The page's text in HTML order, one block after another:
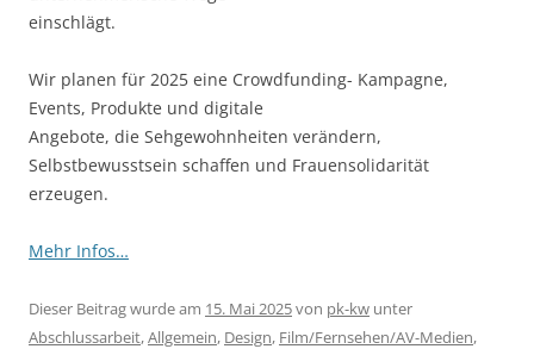
einschlägt.
Wir planen für 2025 eine Crowdfunding- Kampagne,
Events, Produkte und digitale
Angebote, die Sehgewohnheiten verändern,
Selbstbewusstsein schaffen und Frauensolidarität
erzeugen.
Mehr Infos…
Dieser Beitrag wurde am 15. Mai 2025von pk-kw unter
Abschlussarbeit,Allgemein, Design, Film/Fernsehen/AV-Medien,